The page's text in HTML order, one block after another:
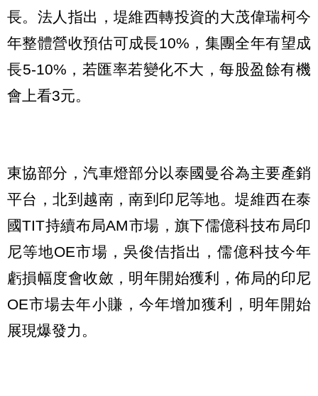
長。法人指出，堤維西轉投資的大茂偉瑞柯今
年整體營收預估可成長10%，集團全年有望成
長5-10%，若匯率若變化不大，每股盈餘有機
會上看3元。
東協部分，汽車燈部分以泰國曼谷為主要產銷
平台，北到越南，南到印尼等地。堤維西在泰
國TIT持續布局AM市場，旗下儒億科技布局印
尼等地OE市場，吳俊佶指出，儒億科技今年
虧損幅度會收斂，明年開始獲利，佈局的印尼
OE市場去年小賺，今年增加獲利，明年開始
展現爆發力。